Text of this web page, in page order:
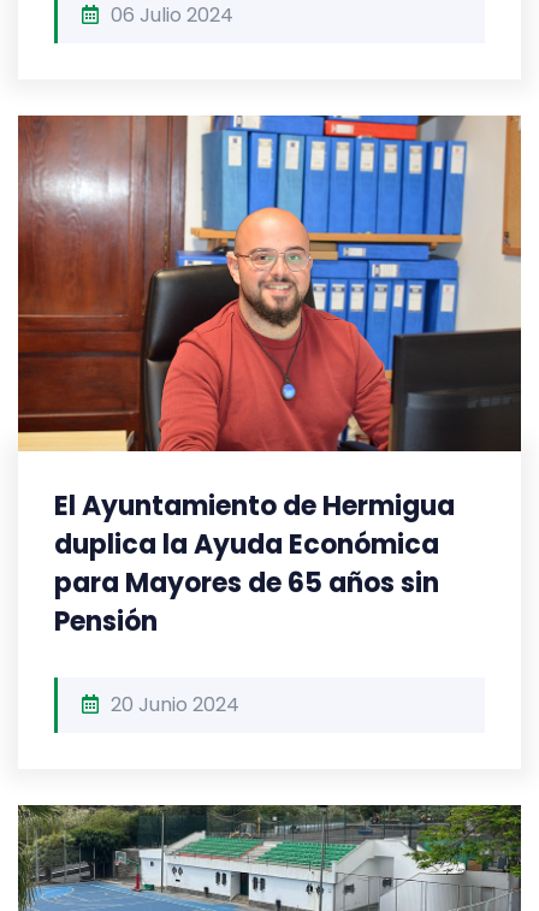
06 Julio 2024
El Ayuntamiento de Hermigua
duplica la Ayuda Económica
para Mayores de 65 años sin
Pensión
20 Junio 2024